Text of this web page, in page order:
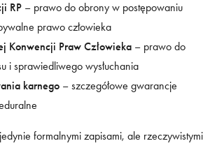
RP – prawo do obrony w postępowaniu
prawo człowieka
Konwencji Praw Człowieka – prawo do
i sprawiedliwego wysłuchania
karnego – szczegółowe gwarancje
formalnymi zapisami, ale rzeczywistymi